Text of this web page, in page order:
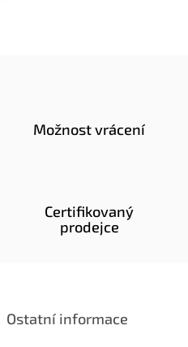
Možnost vrácení
Certifikovaný
prodejce
Ostatní informace